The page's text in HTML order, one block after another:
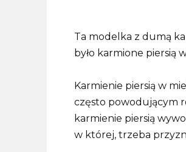
Ta modelka z dumą
było karmione piersią
Karmienie piersią w
często powodującym
karmienie piersią
w której, trzeba